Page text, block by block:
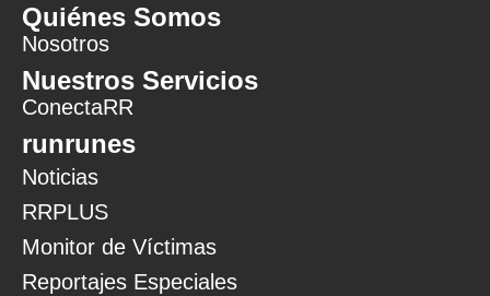
Quiénes Somos
Nosotros
Nuestros Servicios
ConectaRR
runrunes
Noticias
RRPLUS
Monitor de Víctimas
Reportajes Especiales